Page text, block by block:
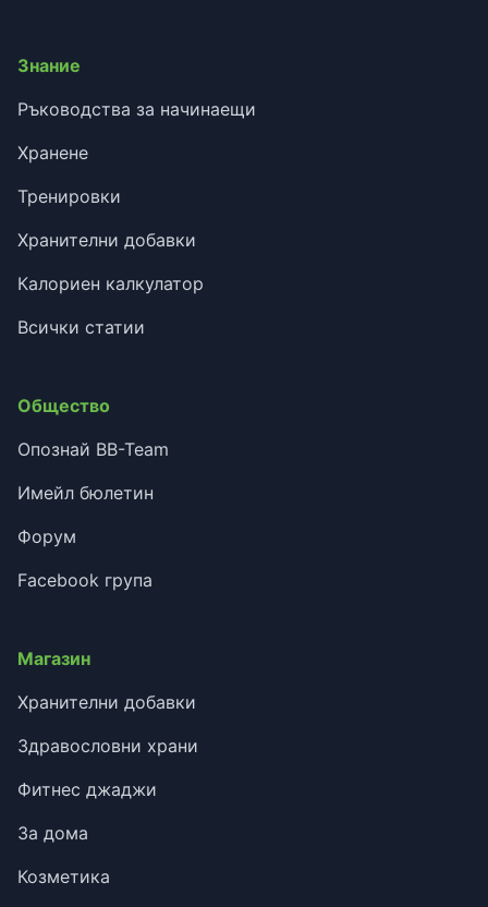
Знание
Ръководства за начинаещи
Хранене
Тренировки
Хранителни добавки
Калориен калкулатор
Всички статии
Общество
Опознай BB-Team
Имейл бюлетин
Форум
Facebook група
Магазин
Хранителни добавки
Здравословни храни
Фитнес джаджи
За дома
Козметика